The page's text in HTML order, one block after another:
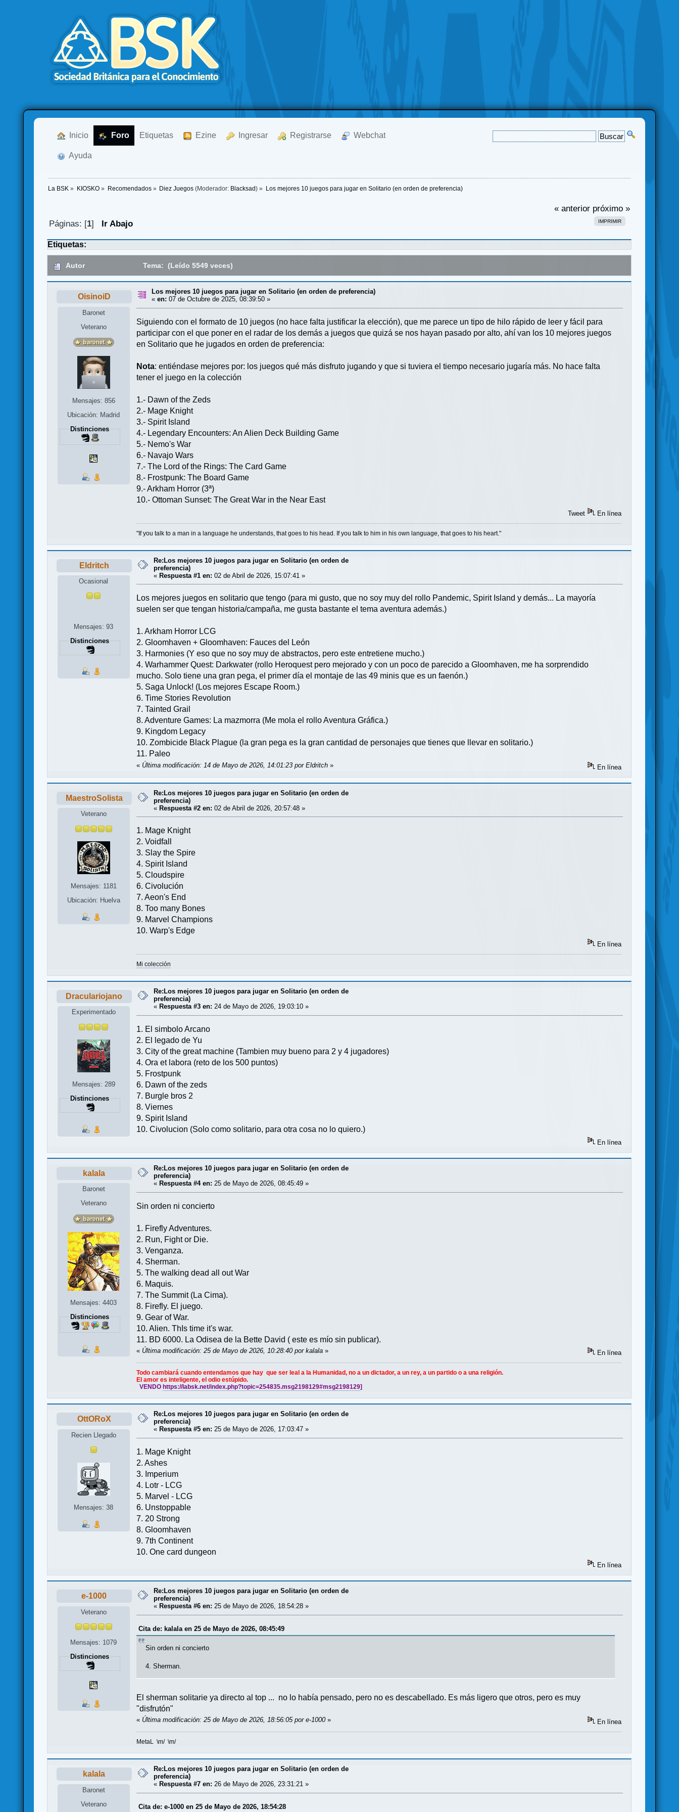
Inicio Foro Etiquetas Ezine Ingresar Registrarse Webchat
Ayuda
La BSK » KIOSKO» Recomendados» Diez Juegos (Moderador: Blacksad ) » Los mejores 10 juegos para jugar en Solitario (en orden de preferencia)
« anterior próximo »
IMPRIMIR
Páginas: [1] Ir Abajo
Etiquetas:
Autor Tema: (Leído 5549 veces)
OisinoiD
Baronet
Veterano
Mensajes: 856
Ubicación: Madrid
Distinciones
Los mejores 10 juegos para jugar en Solitario (en orden de preferencia)
«en: 07 de Octubre de 2025, 08:39:50 »
Siguiendo con el formato de 10 juegos (no hace falta justificar la elección), que me parece un tipo de hilo rápido de leer y fácil para
participar con el que poner en el radar de los demás a juegos que quizá se nos hayan pasado por alto, ahí van los 10 mejores juegos
en Solitario que he jugados en orden de preferencia:
Nota: entiéndase mejores por: los juegos qué más disfruto jugando y que si tuviera el tiempo necesario jugaría más. No hace falta
tener el juego en la colección
1.- Dawn of the Zeds
2.- Mage Knight
3.- Spirit Island
4.- Legendary Encounters: An Alien Deck Building Game
5.- Nemo's War
6.- Navajo Wars
7.- The Lord of the Rings: The Card Game
8.- Frostpunk: The Board Game
9.- Arkham Horror (3ª)
10.- Ottoman Sunset: The Great War in the Near East
Tweet En línea
"If you talk to a man in a language he understands, that goes to his head. If you talk to him in his own language, that goes to his heart."
Eldritch
Ocasional
Mensajes: 93
Distinciones
Re:Los mejores 10 juegos para jugar en Solitario (en orden de
preferencia)
«Respuesta #1 en: 02 de Abril de 2026, 15:07:41 »
Los mejores juegos en solitario que tengo (para mi gusto, que no soy muy del rollo Pandemic, Spirit Island y demás... La mayoría
suelen ser que tengan historia/campaña, me gusta bastante el tema aventura además.)
1. Arkham Horror LCG
2. Gloomhaven + Gloomhaven: Fauces del León
3. Harmonies (Y eso que no soy muy de abstractos, pero este entretiene mucho.)
4. Warhammer Quest: Darkwater (rollo Heroquest pero mejorado y con un poco de parecido a Gloomhaven, me ha sorprendido
mucho. Solo tiene una gran pega, el primer día el montaje de las 49 minis que es un faenón.)
5. Saga Unlock! (Los mejores Escape Room.)
6. Time Stories Revolution
7. Tainted Grail
8. Adventure Games: La mazmorra (Me mola el rollo Aventura Gráfica.)
9. Kingdom Legacy
10. Zombicide Black Plague (la gran pega es la gran cantidad de personajes que tienes que llevar en solitario.)
11. Paleo
« Última modificación: 14 de Mayo de 2026, 14:01:23 por Eldritch » En línea
MaestroSolista
Veterano
Mensajes: 1181
Ubicación: Huelva
Re:Los mejores 10 juegos para jugar en Solitario (en orden de
preferencia)
«Respuesta #2 en: 02 de Abril de 2026, 20:57:48 »
1. Mage Knight
2. Voidfall
3. Slay the Spire
4. Spirit Island
5. Cloudspire
6. Civolución
7. Aeon's End
8. Too many Bones
9. Marvel Champions
10. Warp's Edge
En línea
Mi colección
Draculariojano
Experimentado
Mensajes: 289
Distinciones
Re:Los mejores 10 juegos para jugar en Solitario (en orden de
preferencia)
« Respuesta #3 en: 24 de Mayo de 2026, 19:03:10 »
1. El simbolo Arcano
2. El legado de Yu
3. City of the great machine (Tambien muy bueno para 2 y 4 jugadores)
4. Ora et labora (reto de los 500 puntos)
5. Frostpunk
6. Dawn of the zeds
7. Burgle bros 2
8. Viernes
9. Spirit Island
10. Civolucion (Solo como solitario, para otra cosa no lo quiero.)
En línea
kalala
Baronet
Veterano
Mensajes: 4403
Distinciones
Re:Los mejores 10 juegos para jugar en Solitario (en orden de
preferencia)
« Respuesta #4 en: 25 de Mayo de 2026, 08:45:49 »
Sin orden ni concierto
1. Firefly Adventures.
2. Run, Fight or Die.
3. Venganza.
4. Sherman.
5. The walking dead all out War
6. Maquis.
7. The Summit (La Cima).
8. Firefly. El juego.
9. Gear of War.
10. Alien. ThIs time it's war.
11. BD 6000. La Odisea de la Bette David ( este es mío sin publicar).
« Última modificación: 25 de Mayo de 2026, 10:28:40 por kalala » En línea
Todo cambiará cuando entendamos que hay que ser leal a la Humanidad, no a un dictador, a un rey, a un partido o a una religión.
El amor es inteligente, el odio estúpido.
VENDO https://labsk.net/index.php?topic=254835.msg2198129#msg2198129]
OttORoX
Recien Llegado
Mensajes: 38
Re:Los mejores 10 juegos para jugar en Solitario (en orden de
preferencia)
« Respuesta #5 en: 25 de Mayo de 2026, 17:03:47 »
1. Mage Knight
2. Ashes
3. Imperium
4. Lotr - LCG
5. Marvel - LCG
6. Unstoppable
7. 20 Strong
8. Gloomhaven
9. 7th Continent
10. One card dungeon
En línea
e-1000
Veterano
Mensajes: 1079
Distinciones
Re:Los mejores 10 juegos para jugar en Solitario (en orden de
preferencia)
« Respuesta #6 en: 25 de Mayo de 2026, 18:54:28 »
Cita de: kalala en 25 de Mayo de 2026, 08:45:49
Sin orden ni concierto
4. Sherman.
El sherman solitarie ya directo al top ... no lo había pensado, pero no es descabellado. Es más ligero que otros, pero es muy
"disfrutón"
« Última modificación: 25 de Mayo de 2026, 18:56:05 por e-1000 » En línea
MetaL \m/ \m/
kalala
Baronet
Veterano
Re:Los mejores 10 juegos para jugar en Solitario (en orden de
preferencia)
« Respuesta #7 en: 26 de Mayo de 2026, 23:31:21 »
Cita de: e-1000 en 25 de Mayo de 2026, 18:54:28